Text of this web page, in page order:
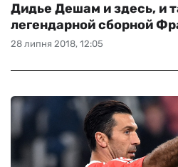
28 липня 2018, 12:05
Дидье Дешам и здесь, и
легендарной сборной